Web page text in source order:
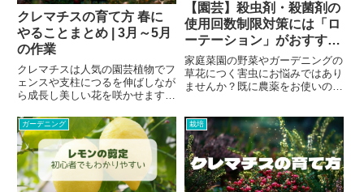
クレマチスの育て方 春に
やることまとめ | 3月～5月
の作業
クレマチスは人気の園芸植物でフ
ェンスや支柱につるを伸ばしなが
ら成長し美しい花を咲かせます。
なスタイルのお庭にマッチさせや
すく、花や葉の付け方まで異なる
様々な品種がある点が大きな魅力
です。また病害虫や寒さにも強
く...
【園芸】殺虫剤・殺菌剤の
使用回数制限対策には「ロ
ーテーション」がおすす
め！
家庭菜園の野菜やガーデニングの
草花につく害虫にお悩みではあり
ませんか？既に農薬をお使いの方
い」と困っていませんか？家庭菜
園やガーデニングで厄介な害虫対
策をするには農薬の使用が欠かせ
ま...
ガーデニング 栽培